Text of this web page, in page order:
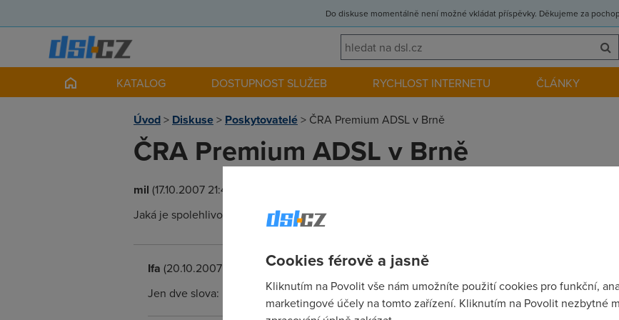
Do diskuse momentálně není možné vkládat příspěvky. Děkujeme za
KATALOG DOSTUPNOST SLUŽEB RYCHLOST INTERNETU ČLÁNKY
Úvod> Diskuse> Poskytovatelé> ČRA Premium ADSL v Brně
ČRA Premium ADSL v Brně
mil (17.10.2007 21:47:47)
Jaká je spolehlivost a rychlost ČRA Premium ADSL 2048/512 v Brně ?
Ifa (20.10.2007 20:51:03)
Jen dve slova: Mizerna a tragicka.
Cookies férově a jasně
Kliknutím na Povolit vše nám umožníte použití cookies pro funkční,
marketingové účely na tomto zařízení. Kliknutím na Povolit nezbytné